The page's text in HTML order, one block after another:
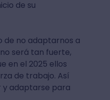
de su
de no adaptarnos a
será tan fuerte,
en el 2025 ellos
de trabajo. Así
y adaptarse para